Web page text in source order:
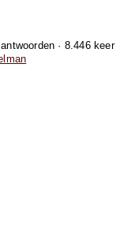
· 8.446 keer